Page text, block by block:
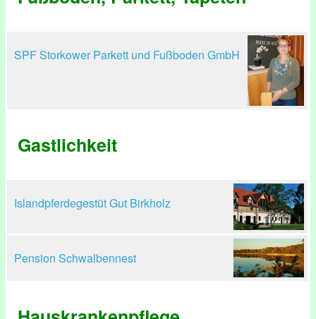
SPF Storkower Parkett und Fußboden GmbH
Gastlichkeit
Islandpferdegestüt Gut Birkholz
Pension Schwalbennest